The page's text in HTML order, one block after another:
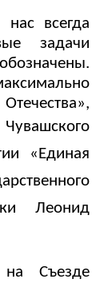
всегда
задачи
«Единая
Леонид
на Съезде